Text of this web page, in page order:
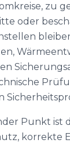
zu
oder
Punkt ist
korrekte